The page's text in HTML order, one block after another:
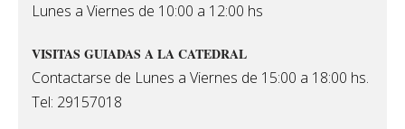
Lunes a Viernes de 10:00 a 12:00 hs
VISITAS GUIADAS A LA CATEDRAL
Contactarse de Lunes a Viernes de 15:00 a 18:00 hs.
Tel: 29157018